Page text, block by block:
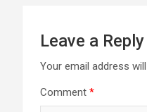
Leave a Reply
Your email address
Comment *